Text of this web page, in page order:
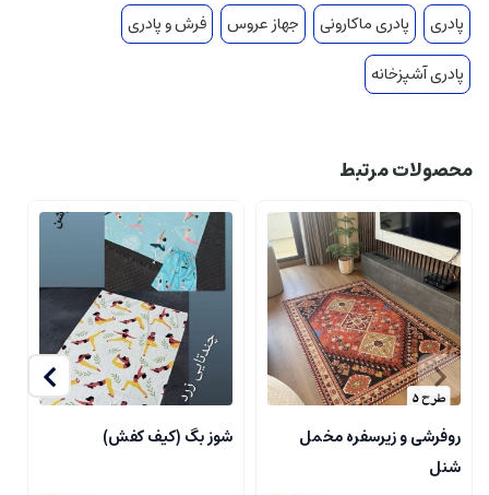
مقاومت و جذب آب بسیار بالا
*ارسال 5 روز کاری
*تهران پیک و شهرستان تیپاکس
پادری
پادری ماکارونی جهاز عروس
فرش و پادری
پادری آشپزخانه
محصولات مرتبط
روفرشی و زیرسفره مخمل
شنل
شوز بگ (کیف کفش)